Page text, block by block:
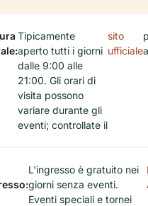
Tipicamente
aperto tutti i giorni
dalle 9:00 alle
21:00. Gli orari di
visita possono
variare durante gli
eventi; controllate il
sito
ufficiale
L'ingresso è gratuito nei
giorni senza eventi.
Eventi speciali e tornei